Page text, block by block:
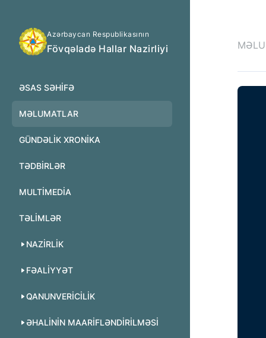
Azərbaycan Respublikasının
Fövqəladə Hallar Nazirliyi
ƏSAS SƏHIFƏ
MƏLUMATLAR
GÜNDƏLIK XRONIKA
TƏDBIRLƏR
MULTİMEDİA
TƏLIMLƏR
NAZIRLIK
FƏALIYYƏT
QANUNVERICILIK
ƏHALININ MAARIFLƏNDIRILMƏSI